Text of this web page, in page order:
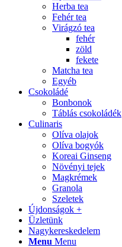
Herba tea
Fehér tea
Virágzó tea
fehér
zöld
fekete
Matcha tea
Egyéb
Csokoládé
Bonbonok
Táblás csokoládék
Culinaris
Olíva olajok
Olíva bogyók
Koreai Ginseng
Növényi tejek
Magkrémek
Granola
Szeletek
Újdonságok +
Üzletünk
Nagykereskedelem
Menu Menu